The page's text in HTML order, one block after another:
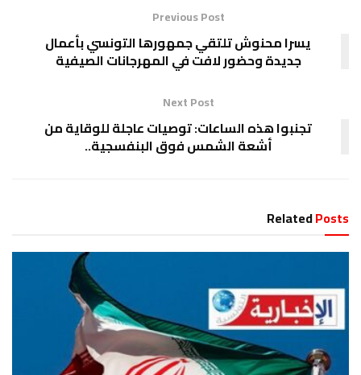
Previous Post
يسرا محنوش تلتقي جمهورها التونسي بأعمال
جديدة وحضور لافت في المهرجانات الصيفية
Next Post
تجنبوا هذه الساعات: توصيات عاجلة للوقاية من
أشعة الشمس فوق البنفسجية..
RelatedPosts